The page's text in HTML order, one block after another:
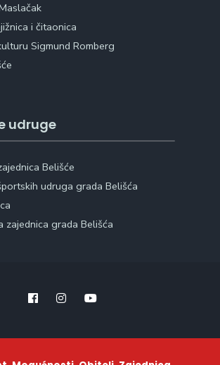
i čitaonica
Sigmund Romberg
udruge
Belišće
udruga grada Belišća
zajednica grada Belišća